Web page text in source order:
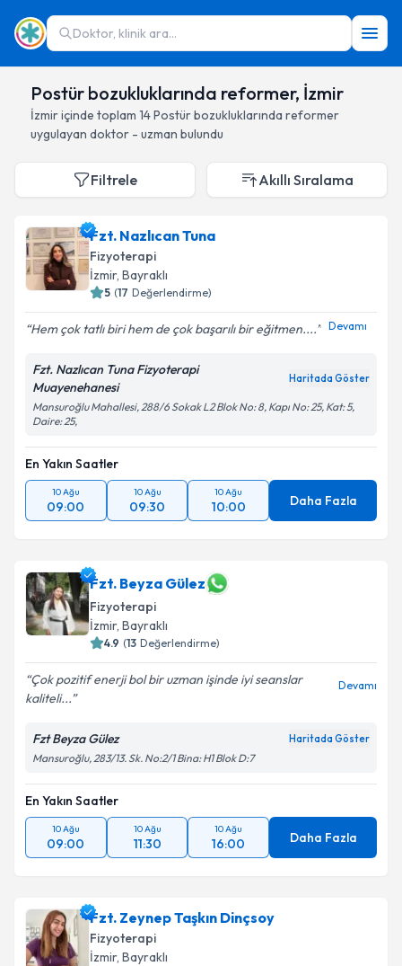
Doktor, klinik ara...
Postür bozukluklarında reformer, İzmir
İzmiriçinde toplam 14Postür bozukluklarında reformer
uygulayan doktor - uzman bulundu
Filtrele Akıllı Sıralama
Fzt. Nazlıcan Tuna
Fizyoterapi
İzmir, Bayraklı
5 (17 Değerlendirme)
Hem çok tatlı biri hem de çok başarılı bir eğitmen.... Devamı
Fzt. Nazlıcan Tuna Fizyoterapi
Muayenehanesi
Haritada Göster
Mansuroğlu Mahallesi, 288/6 Sokak L2 Blok No: 8, Kapı No: 25, Kat: 5,
Daire: 25,
En Yakın Saatler
10 Ağu
09:00
10 Ağu
09:30
10 Ağu
10:00 Daha Fazla
Fzt. Beyza Gülez
Fizyoterapi
İzmir, Bayraklı
4.9 (13 Değerlendirme)
Çok pozitif enerji bol bir uzman işinde iyi seanslar
kaliteli...
Devamı
Fzt Beyza Gülez Haritada Göster
Mansuroğlu, 283/13. Sk. No:2/1 Bina: H1 Blok D:7
En Yakın Saatler
10 Ağu
09:00
10 Ağu
11:30
10 Ağu
16:00 Daha Fazla
Fzt. Zeynep Taşkın Dinçsoy
Fizyoterapi
İzmir, Bayraklı